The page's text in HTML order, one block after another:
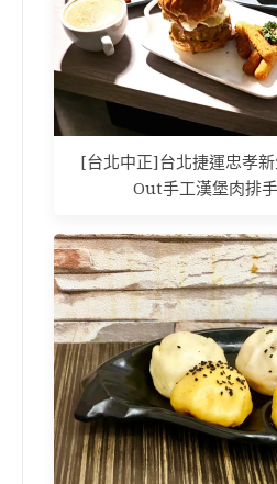
[台北中正]台北捷運忠孝
Out手工漢堡肉排